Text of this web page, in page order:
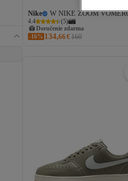
Nike W NIKE ZOOM
4.4 (5)
Doručenie zdarma
-16% 134,66€160